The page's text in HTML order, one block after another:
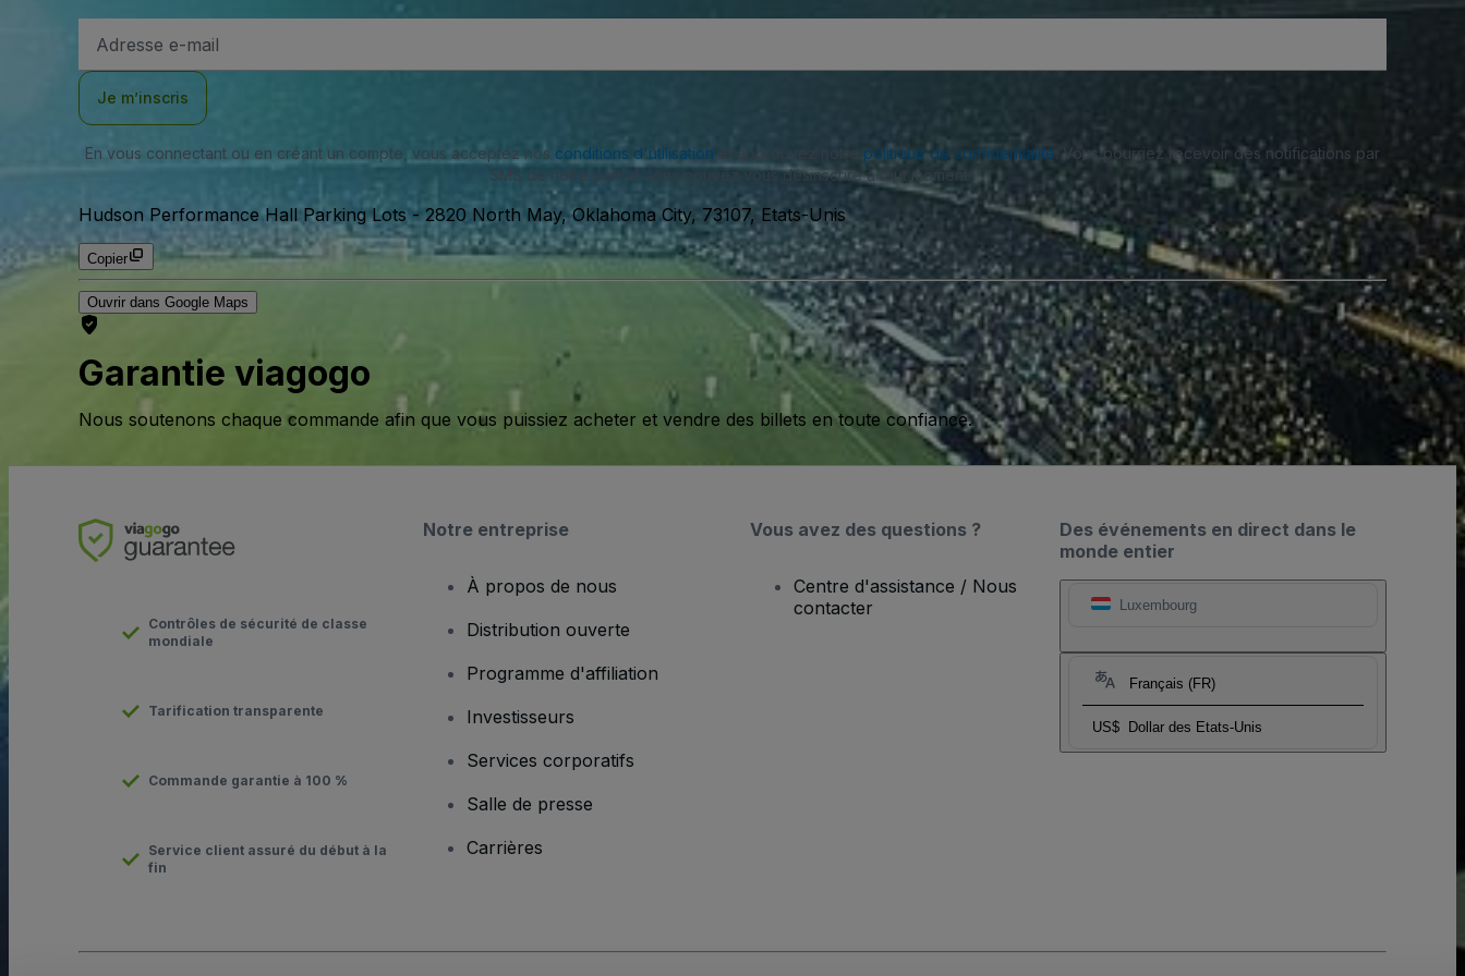
e-
Je m’inscris
En vous connectant ou en créant un compte, vous acceptez nos conditions d'utilisation et approuvez notre politique de confidentialité . Vous pourriez recevoir des notifications par
SMS de notre part et vous pouvez vous désinscrire à tout moment.
Hudson Performance Hall Parking Lots- 2820 North May, Oklahoma City, 73107, Etats-Unis
Copier
Ouvrir dans Google Maps
Garantie viagogo
Nous soutenons chaque commande afin que vous puissiez acheter et vendre des billets en toute confiance.
Des événements en direct dans le
monde entier
Luxembourg
Français (FR)
US$ Dollar des Etats-Unis
Contrôles de sécurité de classe
mondiale
Tarification transparente
Commande garantie à 100 %
Service client assuré du début à la
fin
Notre entreprise
À propos de nous
Distribution ouverte
Programme d'affiliation
Investisseurs
Services corporatifs
Salle de presse
Carrières
Vous avez des questions ?
Centre d'assistance / Nous
contacter